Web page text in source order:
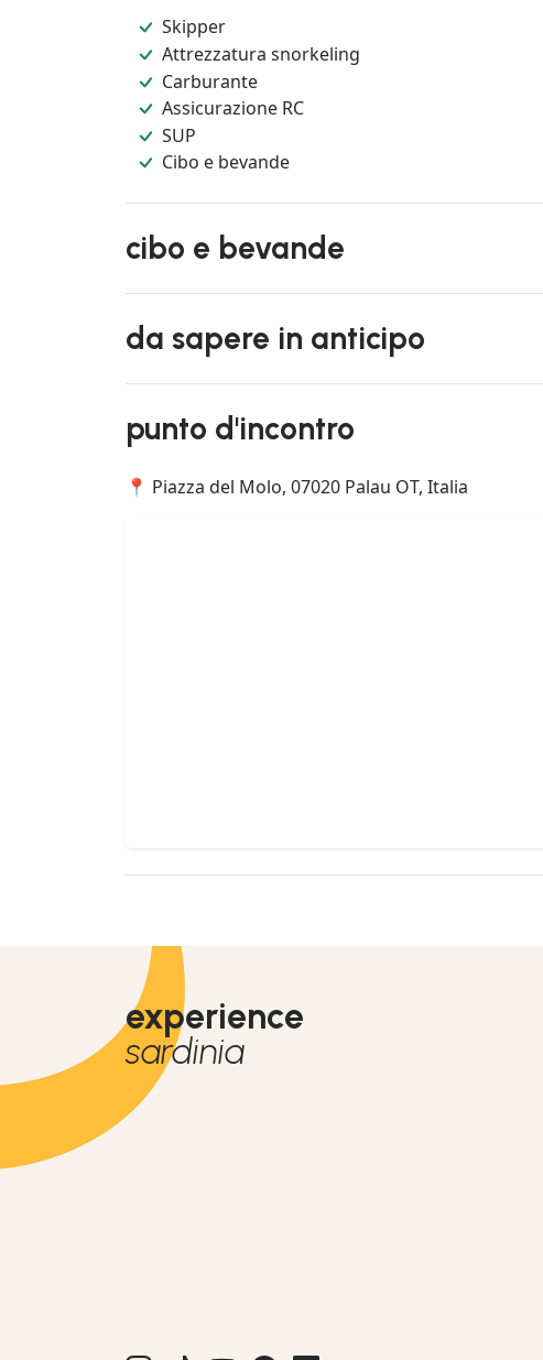
Skipper
Attrezzatura snorkeling
Carburante
Assicurazione RC
SUP
Cibo e bevande
cibo e bevande
da sapere in anticipo
punto d'incontro
📍 Piazza del Molo, 07020 Palau OT, Italia
experience
sardinia